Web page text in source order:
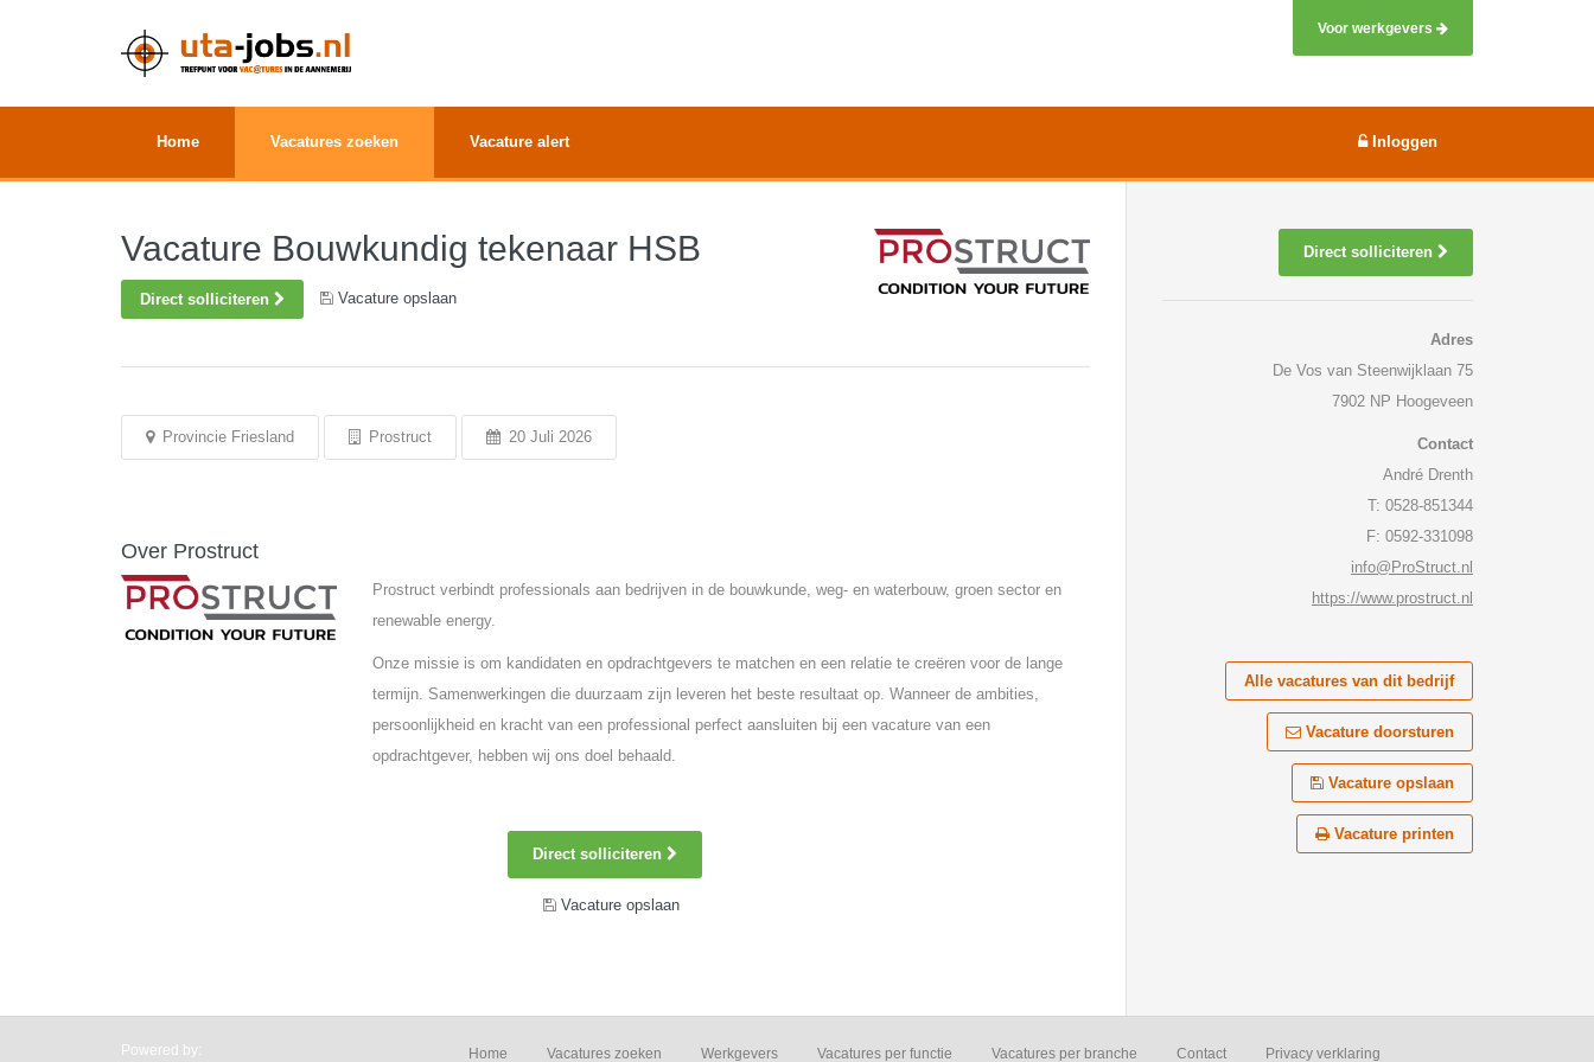
Voor werkgevers
Home Vacatures zoeken Vacature alert Inloggen
Vacature Bouwkundig tekenaar HSB
Direct solliciteren Vacature opslaan
Provincie Friesland Prostruct 20 Juli 2026
Over Prostruct
Prostruct verbindt professionals aan bedrijven in de bouwkunde, weg- en waterbouw, groen sector en
renewable energy.
Onze missie is om kandidaten en opdrachtgevers te matchen en een relatie te creëren voor de lange
termijn. Samenwerkingen die duurzaam zijn leveren het beste resultaat op. Wanneer de ambities,
persoonlijkheid en kracht van een professional perfect aansluiten bij een vacature van een
opdrachtgever, hebben wij ons doel behaald.
Direct solliciteren
Vacature opslaan
Direct solliciteren
Adres
De Vos van Steenwijklaan 75
7902 NP Hoogeveen
Contact
André Drenth
T: 0528-851344
F: 0592-331098
info@ProStruct.nl
https://www.prostruct.nl
Alle vacatures van dit bedrijf
Vacature doorsturen
Vacature opslaan
Vacature printen
Powered by: Home Vacatures zoeken Werkgevers Vacatures per functie Vacatures per branche Contact Privacy verklaring